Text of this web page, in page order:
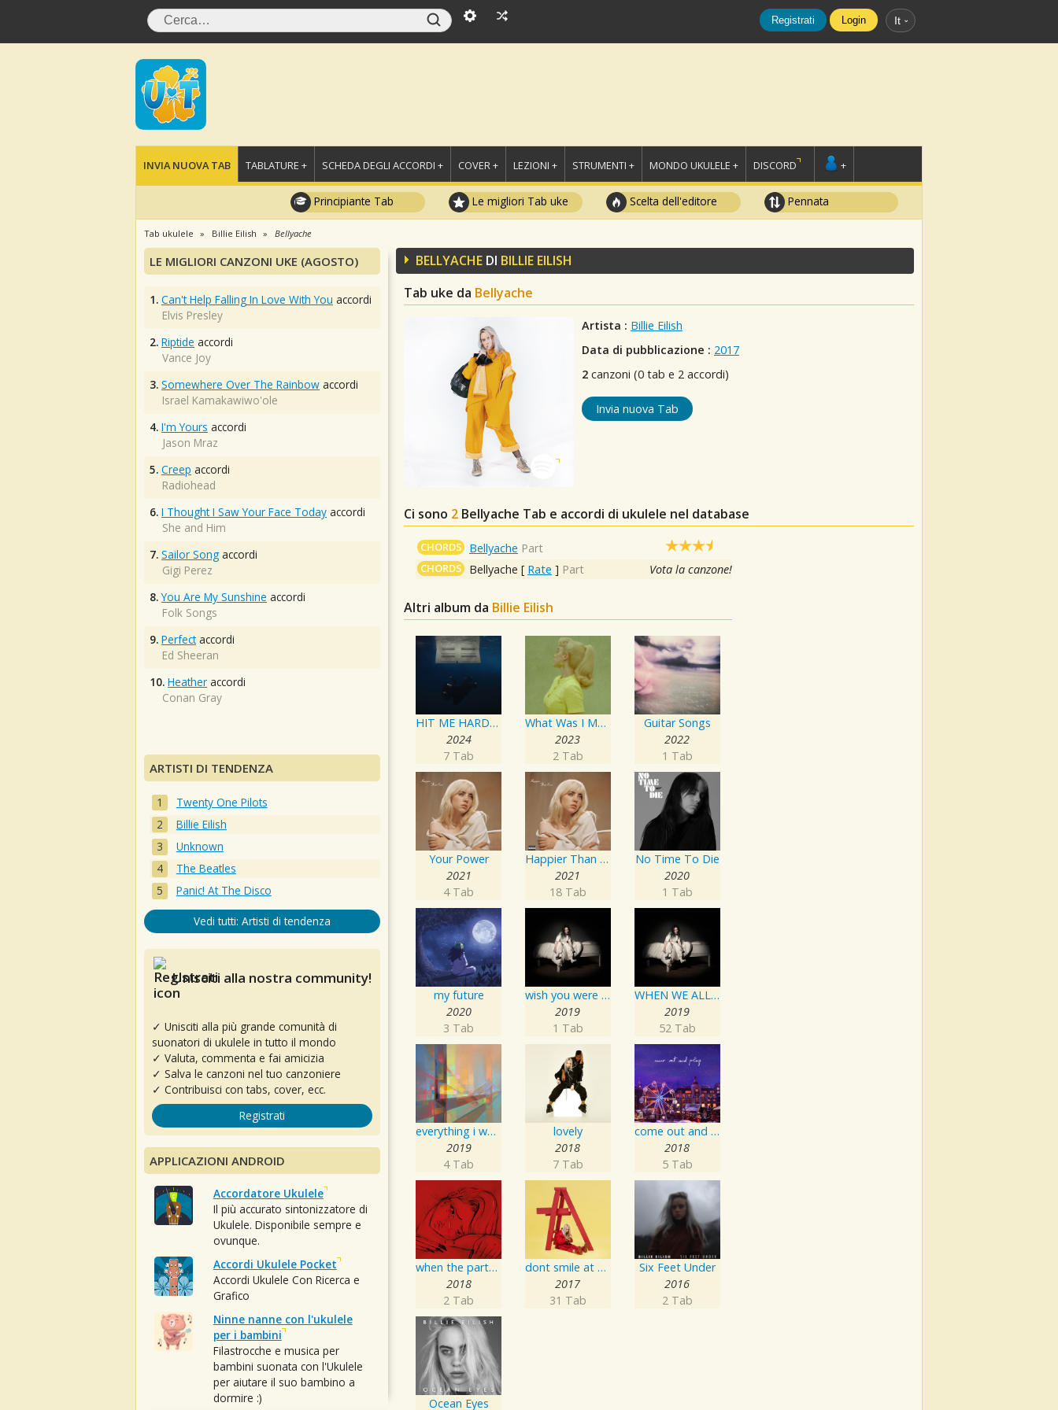
Registrati Login It
INVIA NUOVA TAB TABLATURE + SCHEDA DEGLI ACCORDI + COVER + LEZIONI + STRUMENTI + MONDO UKULELE + DISCORD +
Principiante Tab Le migliori Tab uke Scelta dell'editore Pennata
Tab ukulele Billie Eilish Bellyache
BELLYACHE DI BILLIE EILISH
Tab uke da Bellyache
Artista : Billie Eilish
Data di pubblicazione : 2017
2 canzoni (0 tab e 2 accordi)
Invia nuova Tab
Ci sono 2 Bellyache Tab e accordi di ukulele nel database
CHORDS Bellyache Part
CHORDS Bellyache [ Rate ] Part Vota la canzone!
Altri album da Billie Eilish
HIT ME HARD AND SOFT
2024
7 Tab
What Was I Made For? [From The Motion Picture "Barbie"]
2023
2 Tab
Guitar Songs
2022
1 Tab
Your Power
2021
4 Tab
Happier Than Ever
2021
18 Tab
No Time To Die
2020
1 Tab
my future
2020
3 Tab
wish you were gay
2019
1 Tab
WHEN WE ALL FALL ASLEEP, WHERE DO WE GO?
2019
52 Tab
everything i wanted
2019
4 Tab
lovely
2018
7 Tab
come out and play
2018
5 Tab
when the party's over
2018
2 Tab
dont smile at me
2017
31 Tab
Six Feet Under
2016
2 Tab
Ocean Eyes
LE MIGLIORI CANZONI UKE (AGOSTO)
1. Can't Help Falling In Love With You accordi
Elvis Presley
2. Riptide accordi
Vance Joy
3. Somewhere Over The Rainbow accordi
Israel Kamakawiwo'ole
4. I'm Yours accordi
Jason Mraz
5. Creep accordi
Radiohead
6. I Thought I Saw Your Face Today accordi
She and Him
7. Sailor Song accordi
Gigi Perez
8. You Are My Sunshine accordi
Folk Songs
9. Perfectaccordi
Ed Sheeran
10. Heather accordi
Conan Gray
ARTISTI DI TENDENZA
Twenty One Pilots
Billie Eilish
Unknown
The Beatles
Panic! At The Disco
Vedi tutti: Artisti di tendenza
Unisciti alla nostra community!
✓ Unisciti alla più grande comunità di
suonatori di ukulele in tutto il mondo
✓ Valuta, commenta e fai amicizia
✓ Salva le canzoni nel tuo canzoniere
✓ Contribuisci con tabs, cover, ecc.
Registrati
APPLICAZIONI ANDROID
Accordatore Ukulele
Il più accurato sintonizzatore di
Ukulele. Disponibile sempre e
ovunque.
Accordi Ukulele Pocket
Accordi Ukulele Con Ricerca e
Grafico
Ninne nanne con l'ukulele
per i bambini
Filastrocche e musica per
bambini suonata con l'Ukulele
per aiutare il suo bambino a
dormire :)